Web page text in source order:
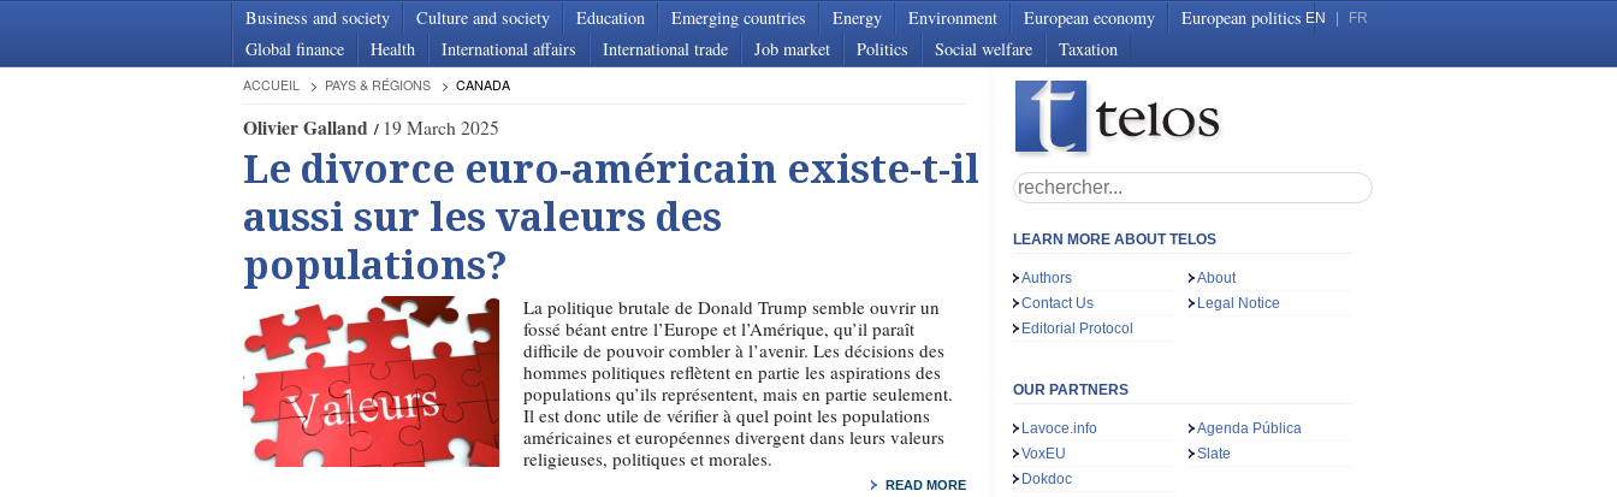
Business and society Culture and society Education Emerging countries Energy Environment European economy
European politics
Global finance
Health International affairs International trade Job market Politics Social welfare Taxation
EN FR
ACCUEIL PAYS & RÉGIONS CANADA
Olivier Galland 19 March 2025
Le divorce euro-américain existe-t-il
aussi sur les valeurs des
populations?
La politique brutale de Donald Trump semble ouvrir un
fossé béant entre l’Europe et l’Amérique, qu’il paraît
difficile de pouvoir combler à l’avenir. Les décisions des
hommes politiques reflètent en partie les aspirations des
populations qu’ils représentent, mais en partie seulement.
Il est donc utile de vérifier à quel point les populations
américaines et européennes divergent dans leurs valeurs
religieuses, politiques et morales.
READ MORE
LEARN MORE ABOUT TELOS
Authors
About
Contact Us
Legal Notice
Editorial Protocol
OUR PARTNERS
Lavoce.info
Agenda Pública
VoxEU
Slate
Dokdoc